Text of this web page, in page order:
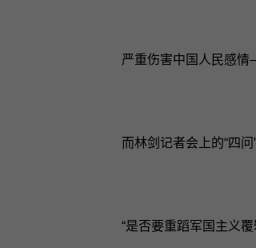
严重伤害中国人民感
而林剑记者会上的“四问
“是否要重蹈军国主义